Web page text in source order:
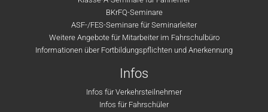
BKrFQ-Seminare
ASF-/FES-Seminare für Seminarleiter
Weitere Angebote für Mitarbeiter im Fahrschulbüro
Informationen über Fortbildungspflichten und Anerkennung
Infos
Infos für Verkehrsteilnehmer
Infos für Fahrschüler